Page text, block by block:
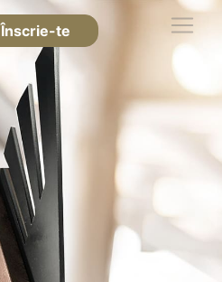
Înscrie-te